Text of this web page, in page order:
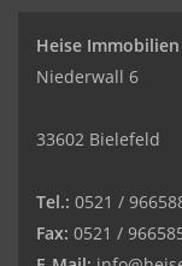
Heise
Niederwall 6
33602 Bielefeld
Tel.: 0521 /
Fax: 0521 /